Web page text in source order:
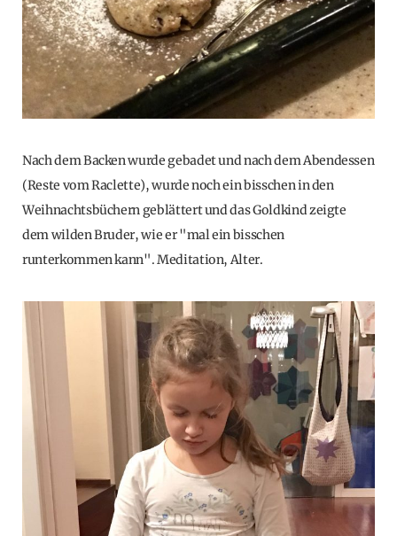
Nach dem Backen wurde gebadet und nach dem Abendessen
(Reste vom Raclette), wurde noch ein bisschen in den
Weihnachtsbüchern geblättert und das Goldkind zeigte
dem wilden Bruder, wie er "mal ein bisschen
runterkommen kann". Meditation, Alter.